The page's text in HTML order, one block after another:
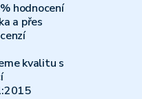
hodnocení
a přes
kvalitu s